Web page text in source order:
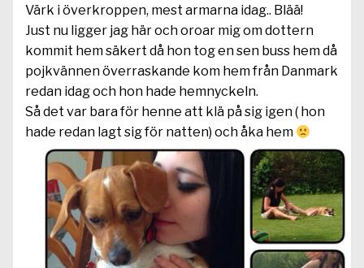
Värk i överkroppen, mest armarna idag.. Blää!
Just nu ligger jag här och oroar mig om dottern
kommit hem säkert då hon tog en sen buss hem då
pojkvännen överraskande kom hem från Danmark
redan idag och hon hade hemnyckeln.
Så det var bara för henne att klä på sig igen ( hon
hade redan lagt sig för natten) och åka hem